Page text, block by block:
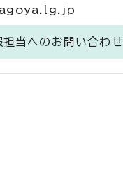
当へのお問い合わせ